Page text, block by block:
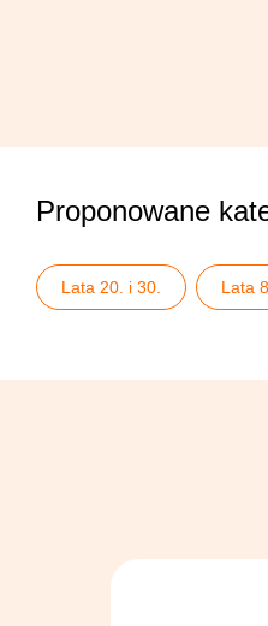
Proponowane
Lata 20. i 30. Lata